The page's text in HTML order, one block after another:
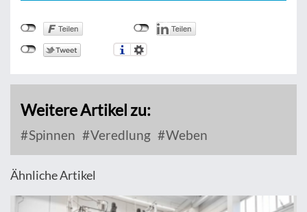
Weitere Artikel zu:
Spinnen Veredlung Weben
Ähnliche Artikel